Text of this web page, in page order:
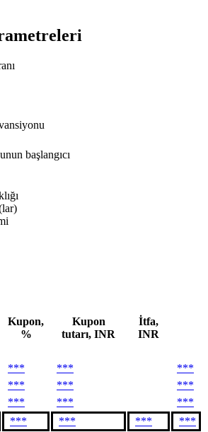
başlangıcı
Kupon,
%
Kupon
tutarı, INR
İtfa,
INR
*** ***
***
*** ***
***
*** ***
***
*** *** ***
***